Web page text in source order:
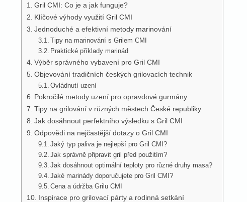
Gril CMI: Co je a jak funguje?
Klíčové výhody využití Gril CMI
Jednoduché a efektivní metody marinování
Tipy na marinování s Grilem CMI
Praktické příklady marinád
Výběr správného vybavení pro Gril CMI
Objevování tradičních českých grilovacích technik
Ovládnutí uzení
Pokročilé metody uzení pro opravdové gurmány
Tipy na grilování v různých městech České republiky
Jak dosáhnout perfektního výsledku s Gril CMI
Odpovědi na nejčastější dotazy o Gril CMI
Jaký typ paliva je nejlepší pro Gril CMI?
Jak správně připravit gril před použitím?
Jak dosáhnout optimální teploty pro různé druhy masa?
Jaké marinády doporučujete pro Gril CMI?
Cena a údržba Grilu CMI
Inspirace pro grilovací párty a rodinná setkání